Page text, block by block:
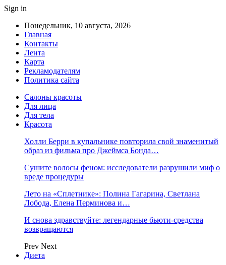
Sign in
Понедельник, 10 августа, 2026
Главная
Контакты
Лента
Карта
Рекламодателям
Политика сайта
Салоны красоты
Для лица
Для тела
Красота
Холли Берри в купальнике повторила свой знаменитый
образ из фильма про Джеймса Бонда…
Сушите волосы феном: исследователи разрушили миф о
вреде процедуры
Лето на «Сплетнике»: Полина Гагарина, Светлана
Лобода, Елена Перминова и…
И снова здравствуйте: легендарные бьюти-средства
возвращаются
Prev Next
Диета